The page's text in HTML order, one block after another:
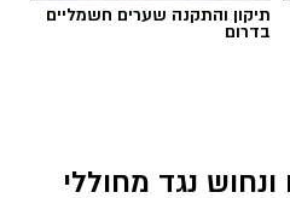
תיקון והתקנה שערים חשמליים
בדרום
ונחוש נגד מחוללי